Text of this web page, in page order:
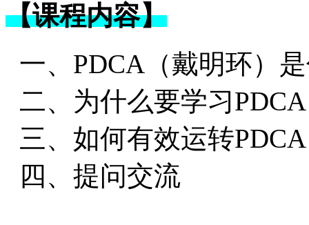
【课程内容】
一、PDCA（戴明环）
二、为什么要学习
三、如何有效运转
四、提问交流